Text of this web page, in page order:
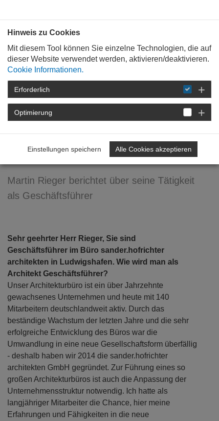
STARTSEITE DETAIL
Geschäftsführer in einem
Architekturbüro
Martin Rieger berichtet über seine Tätigkeit
als Geschäftsführer
Sehr geehrter Herr Rieger, Sie sind
Geschäftsführer im Büro sander.hofrichter
architekten in Ludwigshafen. Wie wird man als
Architekt Geschäftsführer?
Unser Architekturbüro ist ein über Jahrzehnte
gewachsenes Unternehmen und heute mit 140
Mitarbeitern deutschlandweit aktiv. Durch das
beständige Wachstum der letzten Jahre und die sehr
erfolgreiche Entwicklung des Büros war die
Umwandlung in eine neue Gesellschaftsform überfällig
- deshalb haben wir 2014 die sander.hofrichter
architekten GmbH gegründet. Zur Führung eines so
großen Architekturbüros ist auch die Anpassung der
Unternehmensstruktur notwendig. Ich hatte als
langjähriger Mitarbeiter die Chance, hier meine
Erfahrungen und Fähigkeiten in die neue
Hinweis zu Cookies
Mit diesem Tool können Sie einzelne Technologien, die auf
dieser Website verwendet werden, aktivieren/deaktivieren.
Cookie Informationen.
Erforderlich
Optimierung
Einstellungen speichern Alle Cookies akzeptieren